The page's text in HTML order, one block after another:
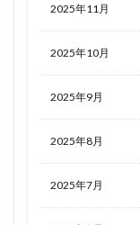
2025年11月
2025年10月
2025年9月
2025年8月
2025年7月